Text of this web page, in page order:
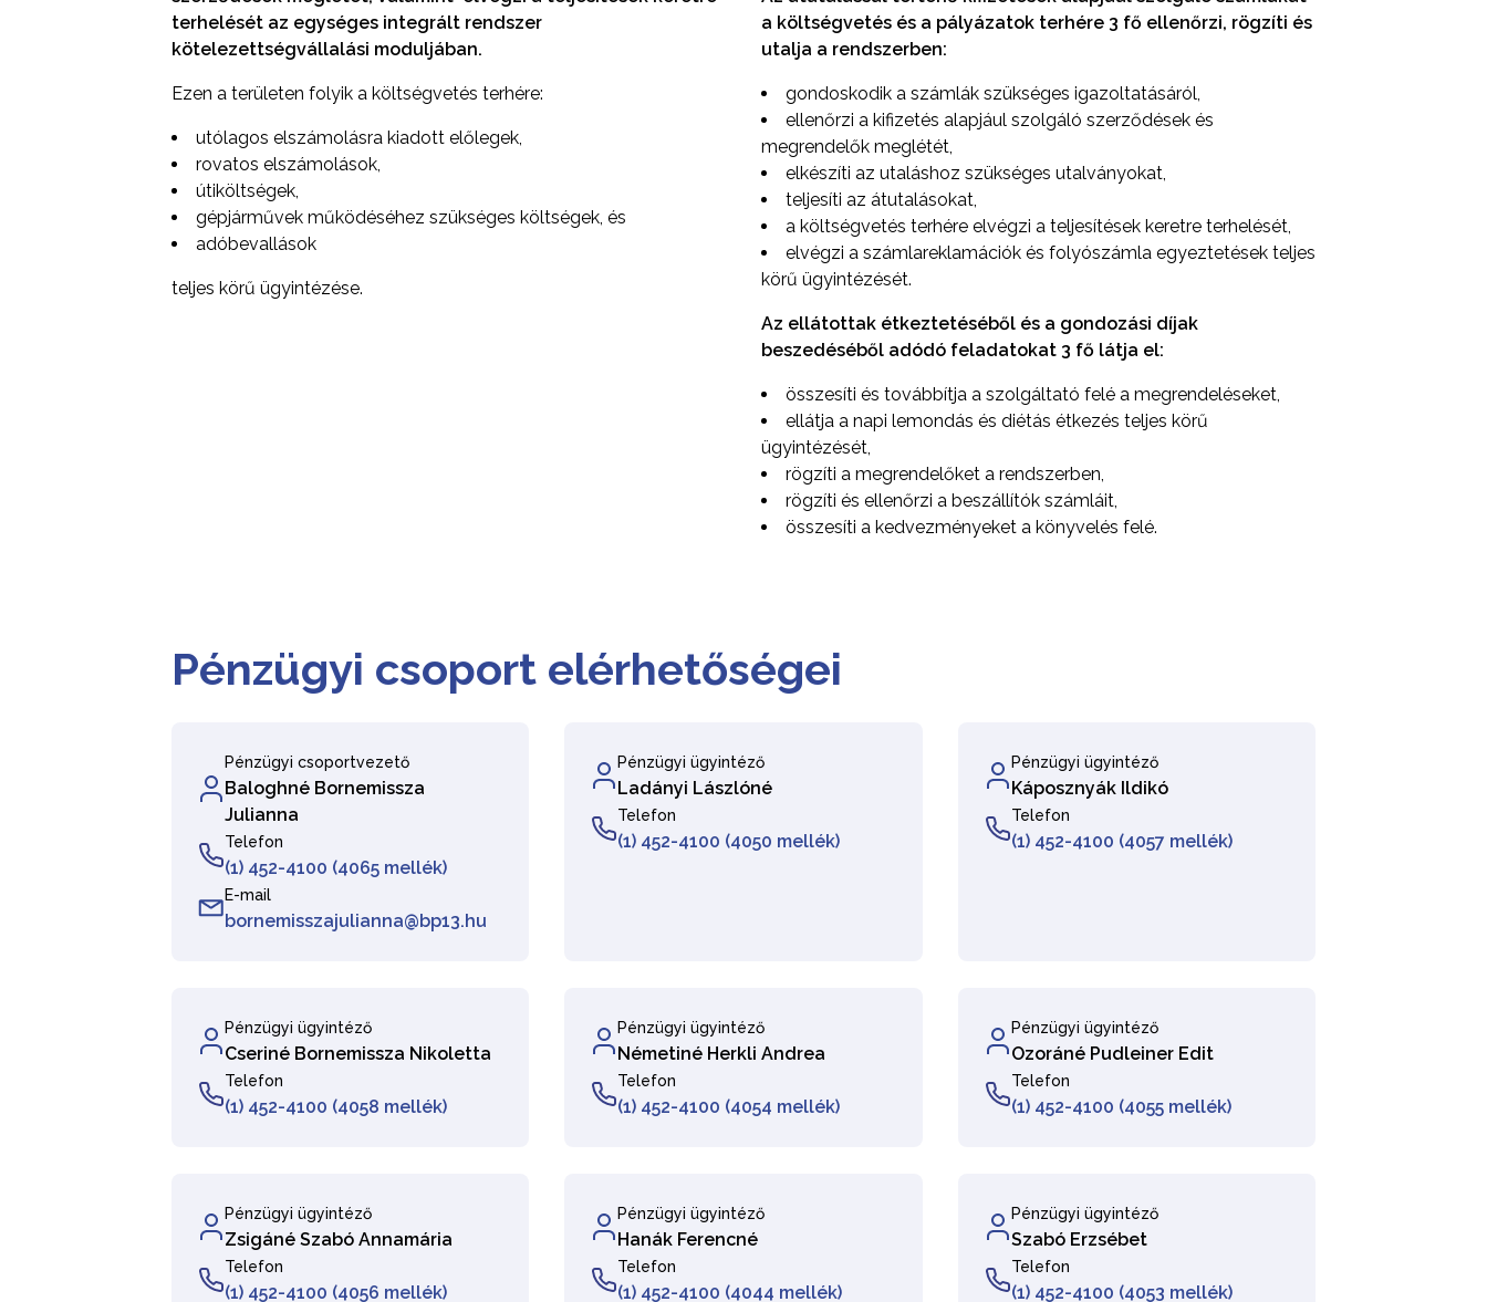
terhelését az egységes integrált rendszer
kötelezettségvállalási moduljában.
Ezen a területen folyik a költségvetés terhére:
utólagos elszámolásra kiadott előlegek,
rovatos elszámolások,
útiköltségek,
gépjárművek működéséhez szükséges költségek, és
adóbevallások
teljes körű ügyintézése.
a költségvetés és a pályázatok terhére 3 fő ellenőrzi, rögzíti és
utalja a rendszerben:
gondoskodik a számlák szükséges igazoltatásáról,
ellenőrzi a kifizetés alapjául szolgáló szerződések és
megrendelők meglétét,
elkészíti az utaláshoz szükséges utalványokat,
teljesíti az átutalásokat,
a költségvetés terhére elvégzi a teljesítések keretre terhelését,
elvégzi a számlareklamációk és folyószámla egyeztetések teljes
körű ügyintézését.
Az ellátottak étkeztetéséből és a gondozási díjak
beszedéséből adódó feladatokat 3 fő látja el:
összesíti és továbbítja a szolgáltató felé a megrendeléseket,
ellátja a napi lemondás és diétás étkezés teljes körű
ügyintézését,
rögzíti a megrendelőket a rendszerben,
rögzíti és ellenőrzi a beszállítók számláit,
összesíti a kedvezményeket a könyvelés felé.
Pénzügyi csoport elérhetőségei
Pénzügyi csoportvezető
Baloghné Bornemissza
Julianna
Telefon
(1) 452-4100 (4065 mellék)
E-mail
bornemisszajulianna@bp13.hu
Pénzügyi ügyintéző
Ladányi Lászlóné
Telefon
(1) 452-4100 (4050 mellék)
Pénzügyi ügyintéző
Káposznyák Ildikó
Telefon
(1) 452-4100 (4057 mellék)
Pénzügyi ügyintéző
Cseriné Bornemissza Nikoletta
Telefon
(1) 452-4100 (4058 mellék)
Pénzügyi ügyintéző
Németiné Herkli Andrea
Telefon
(1) 452-4100 (4054 mellék)
Pénzügyi ügyintéző
Ozoráné Pudleiner Edit
Telefon
(1) 452-4100 (4055 mellék)
Pénzügyi ügyintéző
Zsigáné Szabó Annamária
Telefon
(1) 452-4100 (4056 mellék)
Pénzügyi ügyintéző
Hanák Ferencné
Telefon
(1) 452-4100 (4044 mellék)
Pénzügyi ügyintéző
Szabó Erzsébet
Telefon
(1) 452-4100 (4053 mellék)